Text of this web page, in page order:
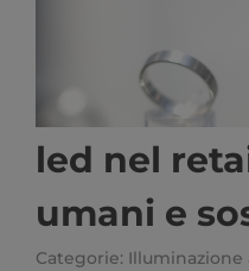
led nel
umani e
Categorie: Illuminazione